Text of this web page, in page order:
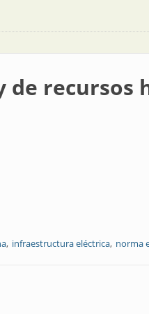
recursos
infraestructura eléctrica norma
en la puna